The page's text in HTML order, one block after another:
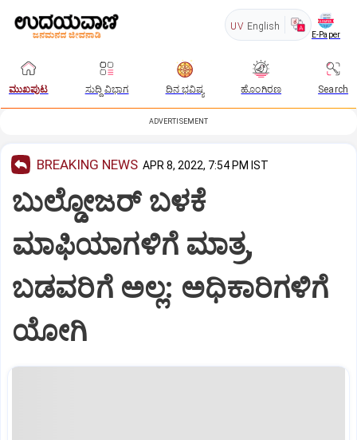
UV English
E-Paper
ಮುಖಪುಟ ಸುದ್ದಿ ವಿಭಾಗ ದಿನ ಭವಿಷ್ಯ ಹೊಂಗಿರಣ Search
ADVERTISEMENT
BREAKING NEWS APR 8, 2022, 7:54 PM IST
ಬುಲ್ಡೋಜರ್ ಬಳಕೆ
ಮಾಫಿಯಾಗಳಿಗೆ ಮಾತ್ರ,
ಬಡವರಿಗೆ ಅಲ್ಲ: ಅಧಿಕಾರಿಗಳಿಗೆ
ಯೋಗಿ